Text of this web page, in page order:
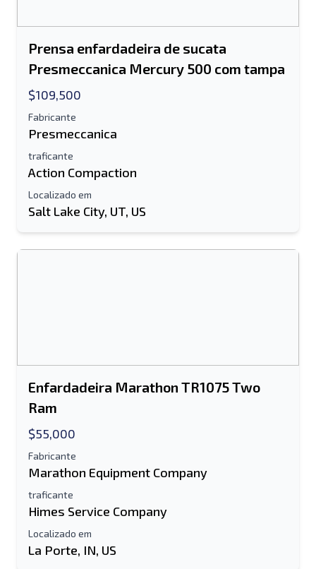
Prensa enfardadeira de sucata
Presmeccanica Mercury 500 com tampa
$109,500
Fabricante
Presmeccanica
traficante
Action Compaction
Localizado em
Salt Lake City, UT, US
Enfardadeira Marathon TR1075 Two
Ram
$55,000
Fabricante
Marathon Equipment Company
traficante
Himes Service Company
Localizado em
La Porte, IN, US